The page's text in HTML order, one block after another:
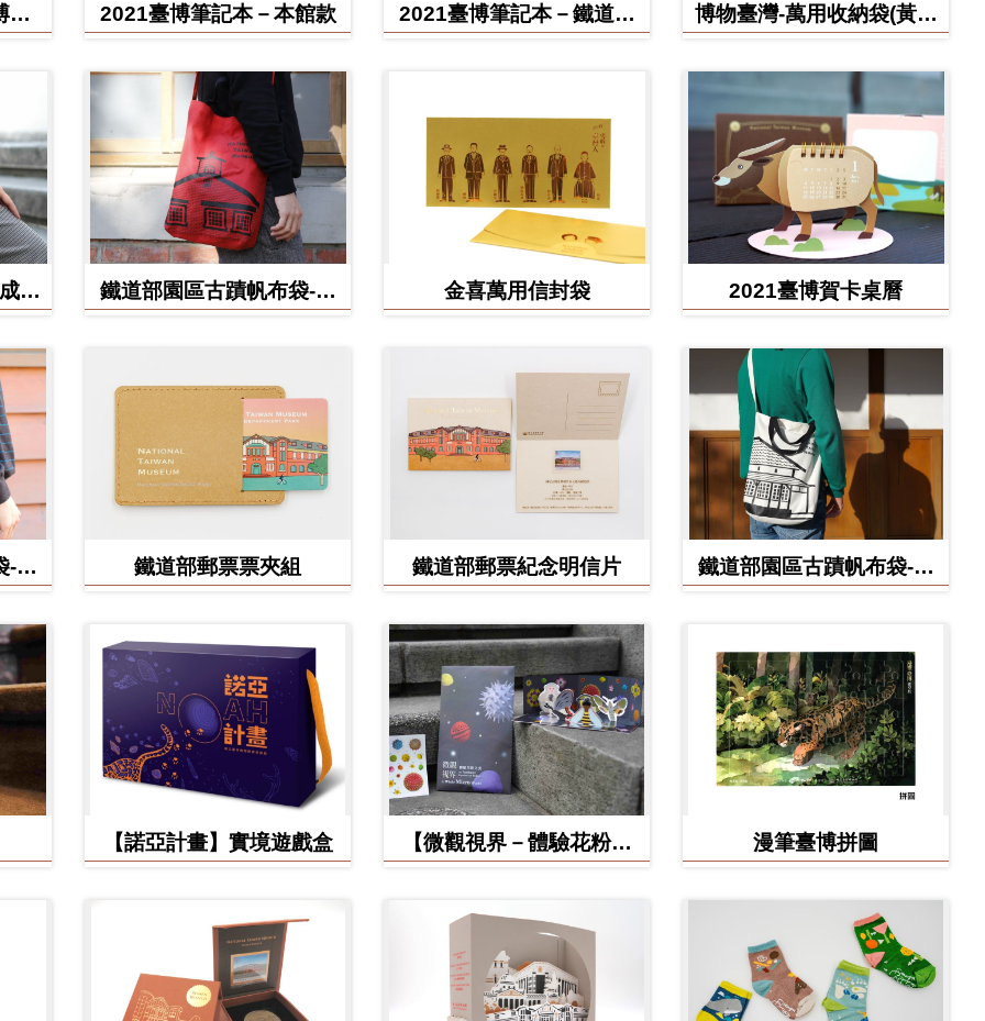
館 2021臺博筆記本－本館款
2021臺博筆記本－鐵道部
博物臺灣-萬用收納袋(黃虎
功
鐵道部園區古蹟帆布袋-電
金喜萬用信封袋 2021臺博賀卡桌曆
-食 鐵道部郵票票夾組 鐵道部郵票紀念明信片
鐵道部園區古蹟帆布袋-工
【諾亞計畫】實境遊戲盒
【微觀視界－體驗花粉之
漫筆臺博拼圖